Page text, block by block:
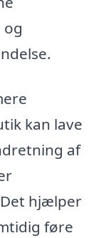
kan lave
af
hjælper
føre